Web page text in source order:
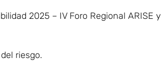
2025 – IV Foro Regional ARISE y
riesgo.